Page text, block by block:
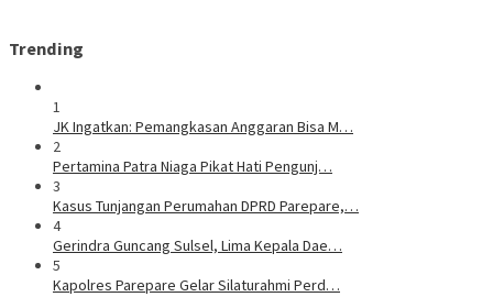
Trending
1
JK Ingatkan: Pemangkasan Anggaran Bisa M…
2
Pertamina Patra Niaga Pikat Hati Pengunj…
3
Kasus Tunjangan Perumahan DPRD Parepare,…
4
Gerindra Guncang Sulsel, Lima Kepala Dae…
5
Kapolres Parepare Gelar Silaturahmi Perd…